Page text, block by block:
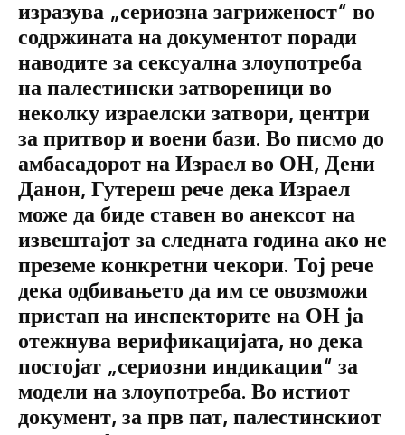
изразува „сериозна загриженост“ во
содржината на документот поради
наводите за сексуална злоупотреба
на палестински затвореници во
неколку израелски затвори, центри
за притвор и воени бази. Во писмо до
амбасадорот на Израел во ОН, Дени
Данон, Гутереш рече дека Израел
може да биде ставен во анексот на
извештајот за следната година ако не
преземе конкретни чекори. Тој рече
дека одбивањето да им се овозможи
пристап на инспекторите на ОН ја
отежнува верификацијата, но дека
постојат „сериозни индикации“ за
модели на злоупотреба. Во истиот
документ, за прв пат, палестинскиот